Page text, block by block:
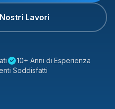
Lavori
10+ Anni di Esperienza
Soddisfatti